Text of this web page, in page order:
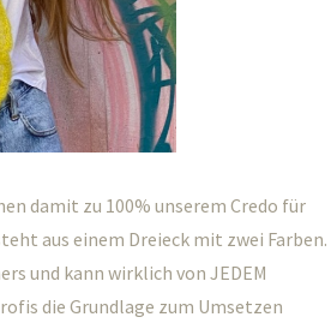
damit zu 100% unserem Credo für
aus einem Dreieck mit zwei Farben.
und kann wirklich von JEDEM
die Grundlage zum Umsetzen